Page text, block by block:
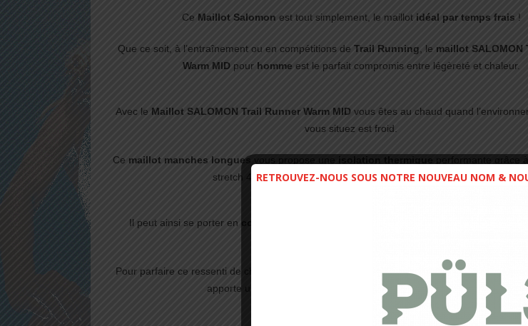
Ce Maillot Salomon est tout simplement, le maillot idéal par temps frais !
Que ce soit, à l’entraînement ou en compétitions de Trail Running , le maillot SALOMON
Warm MIDpour homme est le parfait compromis entre légèreté et chaleur.
Avec le Maillot SALOMON Trail Runner Warm MID vous êtes au chaud quand
vous situez est froid.
Ce maillot manches longues
stretch 4 directions et à la technologieAdvancedSkin Warm.
Il peut ainsi se porter en
Pour parfaire ce ressenti de chaleur et de bien être, les manches sont dotées de passes-
apporte une parfaite isolation de vos mains pendant vos sorties.
RETROUVEZ-NOUS SOUS NOTRE NOUVEAU NOM &